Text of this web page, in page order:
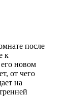
после
к
новом
от чего
на